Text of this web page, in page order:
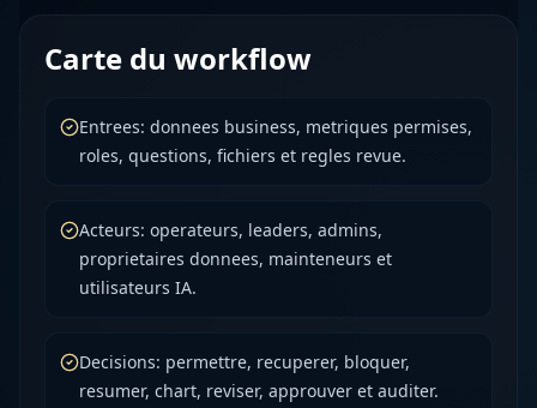
Carte du workflow
Entrees: donnees business, metriques permises,
roles, questions, fichiers et regles revue.
Acteurs: operateurs, leaders, admins,
proprietaires donnees, mainteneurs et
utilisateurs IA.
Decisions: permettre, recuperer, bloquer,
resumer, chart, reviser, approuver et auditer.